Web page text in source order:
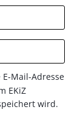
Mail-Adresse
EKiZ
wird.